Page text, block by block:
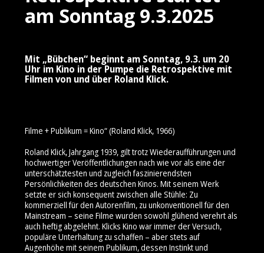
am Sonntag 9.3.2025
Mit „Bübchen“ beginnt am Sonntag, 9.3. um 20
Uhr im Kino in der Pumpe die Retrospektive mit
Filmen von und über Roland Klick.
Filme + Publikum = Kino“ (Roland Klick, 1966)
Roland Klick, Jahrgang 1939, gilt trotz Wiederaufführungen und
hochwertiger Veröffentlichungen nach wie vor als eine der
unterschätztesten und zugleich faszinierendsten
Persönlichkeiten des deutschen Kinos. Mit seinem Werk
setzte er sich konsequent zwischen alle Stühle: Zu
kommerziell für den Autorenfilm, zu unkonventionell für den
Mainstream – seine Filme wurden sowohl glühend verehrt als
auch heftig abgelehnt. Klicks Kino war immer der Versuch,
populäre Unterhaltung zu schaffen – aber stets auf
Augenhöhe mit seinem Publikum, dessen Instinkt und